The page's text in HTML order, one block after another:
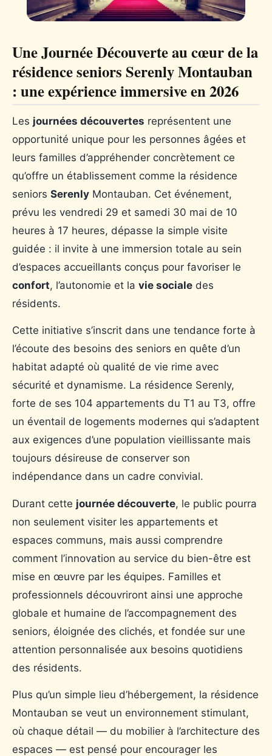
Une Journée Découverte au cœur de la
résidence seniors Serenly Montauban
: une expérience immersive en 2026
Les journées découvertes représentent une
opportunité unique pour les personnes âgées et
leurs familles d’appréhender concrètement ce
qu’offre un établissement comme la résidence
seniors Serenly Montauban. Cet événement,
prévu les vendredi 29 et samedi 30 mai de 10
heures à 17 heures, dépasse la simple visite
guidée : il invite à une immersion totale au sein
d’espaces accueillants conçus pour favoriser le
confort, l’autonomie et la vie sociale des
résidents.
Cette initiative s’inscrit dans une tendance forte à
l’écoute des besoins des seniors en quête d’un
habitat adapté où qualité de vie rime avec
sécurité et dynamisme. La résidence Serenly,
forte de ses 104 appartements du T1 au T3, offre
un éventail de logements modernes qui s’adaptent
aux exigences d’une population vieillissante mais
toujours désireuse de conserver son
indépendance dans un cadre convivial.
Durant cette journée découverte, le public pourra
non seulement visiter les appartements et
espaces communs, mais aussi comprendre
comment l’innovation au service du bien-être est
mise en œuvre par les équipes. Familles et
professionnels découvriront ainsi une approche
globale et humaine de l’accompagnement des
seniors, éloignée des clichés, et fondée sur une
attention personnalisée aux besoins quotidiens
des résidents.
Plus qu’un simple lieu d’hébergement, la résidence
Montauban se veut un environnement stimulant,
où chaque détail — du mobilier à l’architecture des
espaces — est pensé pour encourager les